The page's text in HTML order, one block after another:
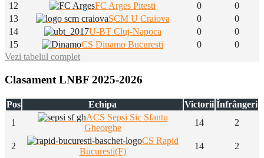
12
FC Arges Pitesti 0
0
13
SCM U Craiova 0
0
14
U-BT Cluj-Napoca 0
0
15
CS Dinamo Bucuresti 0
0
Vezi tabelul complet
Clasament LNBF 2025-2026
Pos Echipa Victorii Înfrângeri
1
ACS Sepsi Sic Sfantu
Gheorghe
14 2
2
CS Rapid
Bucuresti(F)
14
2